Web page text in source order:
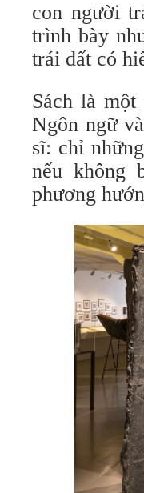
con người
trình bày
trái đất có
Sách là
Ngôn ngữ
sĩ: chỉ
nếu không
phương